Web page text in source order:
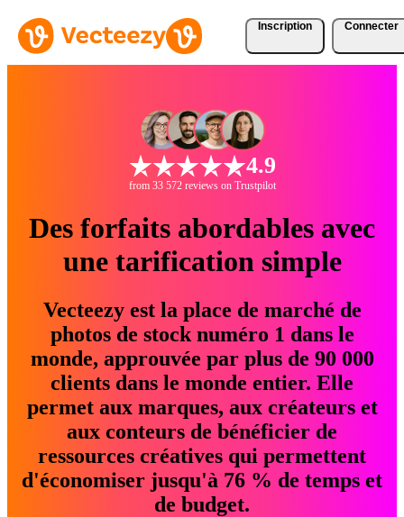
Inscription Connecter
4.9
from 33 572 reviews on Trustpilot
Des forfaits abordables avec
une tarification simple
Vecteezy est la place de marché de
photos de stock numéro 1 dans le
monde, approuvée par plus de 90 000
clients dans le monde entier. Elle
permet aux marques, aux créateurs et
aux conteurs de bénéficier de
ressources créatives qui permettent
d'économiser jusqu'à 76 % de temps et
de budget.